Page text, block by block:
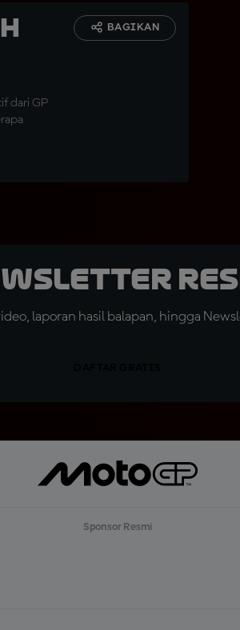
dari GP
BAGIKAN
laporan hasil balapan, hingga
Sponsor Resmi